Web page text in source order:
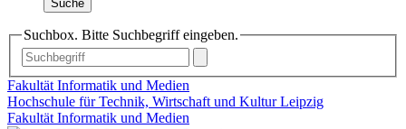
Suche
Suchbox. Bitte Suchbegriff eingeben.
Fakultät Informatik und Medien
Hochschule für Technik, Wirtschaft und Kultur Leipzig
Fakultät Informatik und Medien